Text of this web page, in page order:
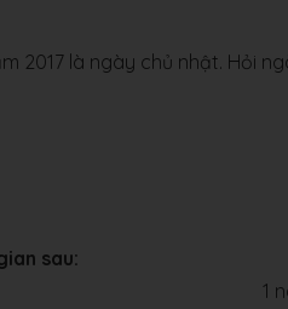
2017 là ngày chủ nhật. Hỏi
sau:
1